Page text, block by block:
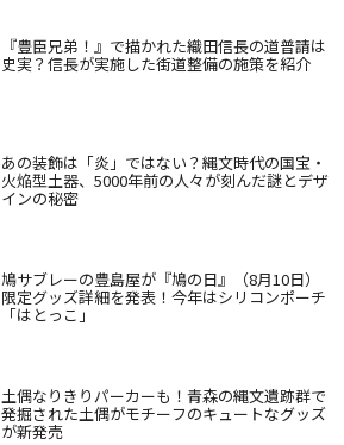
『豊臣兄弟！』で描かれた織田信長の道普請は
史実？信長が実施した街道整備の施策を紹介
あの装飾は「炎」ではない？縄文時代の国宝・
火焔型土器、5000年前の人々が刻んだ謎とデザ
インの秘密
鳩サブレーの豊島屋が『鳩の日』（8月10日）
限定グッズ詳細を発表！今年はシリコンポーチ
「はとっこ」
土偶なりきりパーカーも！青森の縄文遺跡群で
発掘された土偶がモチーフのキュートなグッズ
が新発売